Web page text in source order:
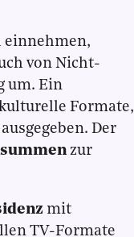
einnehmen,
von Nicht-
um. Ein
Formate,
Der
zur
mit
TV-Formate